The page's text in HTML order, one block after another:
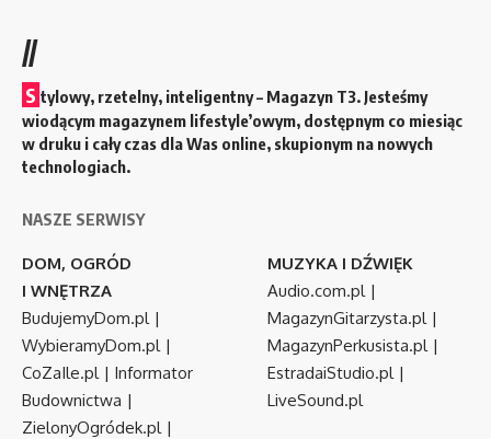
//
S tylowy, rzetelny, inteligentny – Magazyn T3. Jesteśmy
wiodącym magazynem lifestyle’owym, dostępnym co miesiąc
w druku i cały czas dla Was online, skupionym na nowych
technologiach.
NASZE SERWISY
DOM, OGRÓD
I WNĘTRZA
BudujemyDom.pl |
WybieramyDom.pl |
CoZaIle.pl | Informator
Budownictwa |
ZielonyOgródek.pl |
MUZYKA I DŹWIĘK
Audio.com.pl |
MagazynGitarzysta.pl |
MagazynPerkusista.pl |
EstradaiStudio.pl |
LiveSound.pl